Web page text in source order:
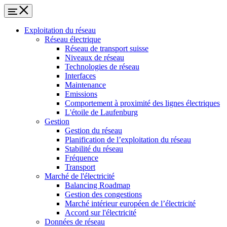
Exploitation du réseau
Réseau électrique
Réseau de transport suisse
Niveaux de réseau
Technologies de réseau
Interfaces
Maintenance
Emissions
Comportement à proximité des lignes électriques
L'étoile de Laufenburg
Gestion
Gestion du réseau
Planification de l’exploitation du réseau
Stabilité du réseau
Fréquence
Transport
Marché de l'électricité
Balancing Roadmap
Gestion des congestions
Marché intérieur européen de l’électricité
Accord sur l'électricité
Données de réseau